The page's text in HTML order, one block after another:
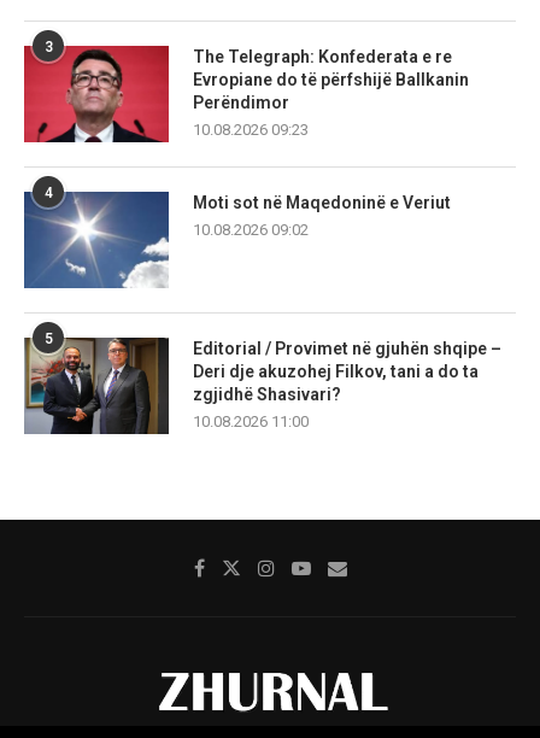
3
The Telegraph: Konfederata e re
Evropiane do të përfshijë Ballkanin
Perëndimor
10.08.2026 09:23
4
Moti sot në Maqedoninë e Veriut
10.08.2026 09:02
5
Editorial / Provimet në gjuhën shqipe –
Deri dje akuzohej Filkov, tani a do ta
zgjidhë Shasivari?
10.08.2026 11:00